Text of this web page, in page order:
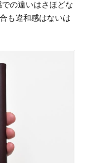
の違いはさほどな
も違和感はないは